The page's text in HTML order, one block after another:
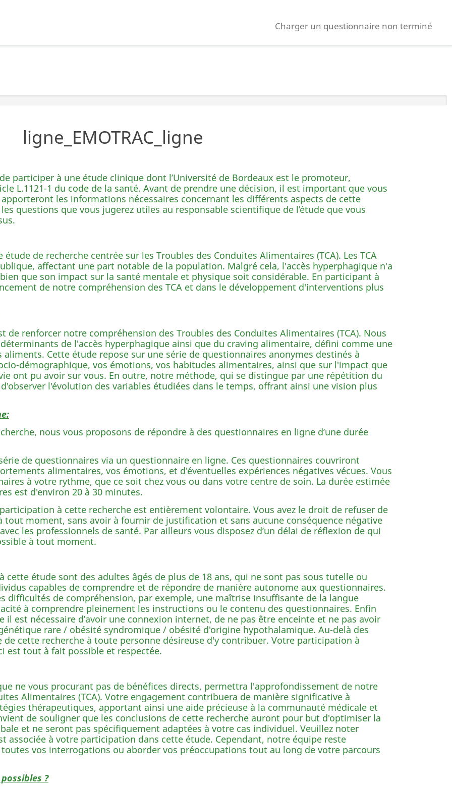
Charger un questionnaire non terminé
ligne_EMOTRAC_ligne
participer à une étude clinique dont l’Université de Bordeaux est le promoteur,
L.1121-1 du code de la santé. Avant de prendre une décision, il est important que vous
les informations nécessaires concernant les différents aspects de cette
questions que vous jugerez utiles au responsable scientifique de l’étude que vous
de recherche centrée sur les Troubles des Conduites Alimentaires (TCA). Les TCA
affectant une part notable de la population. Malgré cela, l'accès hyperphagique n'a
que son impact sur la santé mentale et physique soit considérable. En participant à
de notre compréhension des TCA et dans le développement d'interventions plus
de renforcer notre compréhension des Troubles des Conduites Alimentaires (TCA). Nous
de l'accès hyperphagique ainsi que du craving alimentaire, défini comme une
Cette étude repose sur une série de questionnaires anonymes destinés à
démographique, vos émotions, vos habitudes alimentaires, ainsi que sur l'impact que
ont pu avoir sur vous. En outre, notre méthode, qui se distingue par une répétition du
l'évolution des variables étudiées dans le temps, offrant ainsi une vision plus
nous vous proposons de répondre à des questionnaires en ligne d’une durée
de questionnaires via un questionnaire en ligne. Ces questionnaires couvriront
alimentaires, vos émotions, et d'éventuelles expériences négatives vécues. Vous
à votre rythme, que ce soit chez vous ou dans votre centre de soin. La durée estimée
est d'environ 20 à 30 minutes.
à cette recherche est entièrement volontaire. Vous avez le droit de refuser de
moment, sans avoir à fournir de justification et sans aucune conséquence négative
les professionnels de santé. Par ailleurs vous disposez d’un délai de réflexion de qui
à tout moment.
cette étude sont des adultes âgés de plus de 18 ans, qui ne sont pas sous tutelle ou
capables de comprendre et de répondre de manière autonome aux questionnaires.
difficultés de compréhension, par exemple, une maîtrise insuffisante de la langue
à comprendre pleinement les instructions ou le contenu des questionnaires. Enfin
est nécessaire d’avoir une connexion internet, de ne pas être enceinte et ne pas avoir
rare / obésité syndromique / obésité d'origine hypothalamique. Au-delà des
cette recherche à toute personne désireuse d'y contribuer. Votre participation à
est tout à fait possible et respectée.
ne vous procurant pas de bénéfices directs, permettra l'approfondissement de notre
Alimentaires (TCA). Votre engagement contribuera de manière significative à
thérapeutiques, apportant ainsi une aide précieuse à la communauté médicale et
de souligner que les conclusions de cette recherche auront pour but d'optimiser la
et ne seront pas spécifiquement adaptées à votre cas individuel. Veuillez noter
associée à votre participation dans cette étude. Cependant, notre équipe reste
vos interrogations ou aborder vos préoccupations tout au long de votre parcours
?